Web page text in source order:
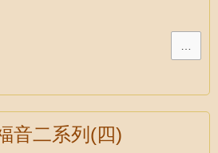
…
音二系列(四)